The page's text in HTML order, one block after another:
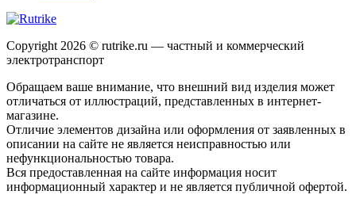
Copyright 2026 © rutrike.ru — частный и коммерческий
электротранспорт
Обращаем ваше внимание, что внешний вид изделия может
отличаться от иллюстраций, представленных в интернет-
магазине.
Отличие элементов дизайна или оформления от заявленных в
описании на сайте не является неисправностью или
нефункциональностью товара.
Вся предоставленная на сайте информация носит
информационный характер и не является публичной офертой.